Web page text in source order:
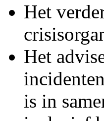
Het
Het
is in